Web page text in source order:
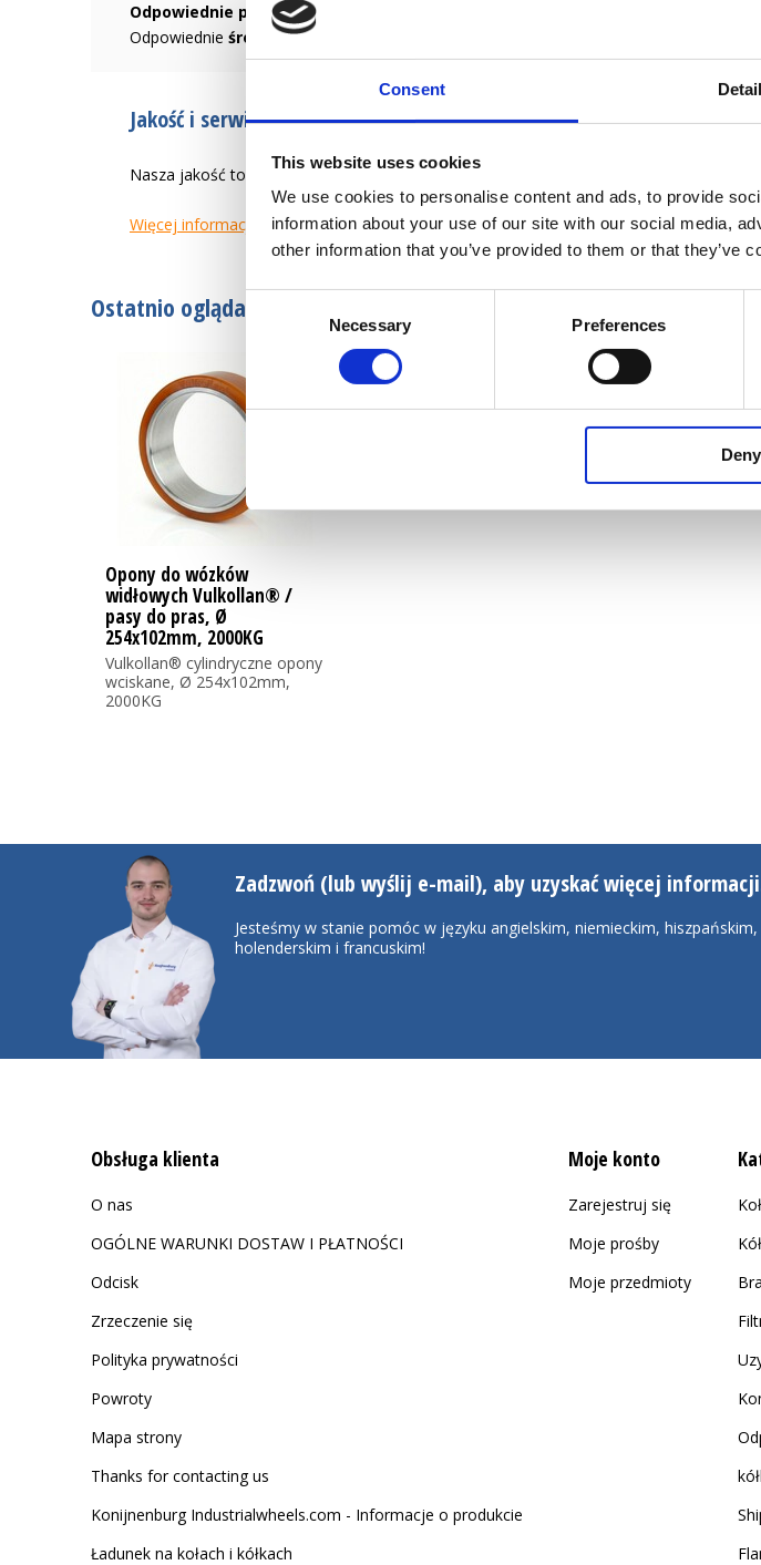
Consent
This website uses cookies
We use cookies to personalise content and ads, to provide
information about your use of our site with our social media,
other information that you’ve provided to them or that they’ve
Necessary Preferences
Deny
Odpowiednie podłoże: Twarde i płaskie, takie jak płytki, cement i powłoki.
Odpowiednie środowisko
Jakość i serwis od 1946 r.
Nasza jakość to tworzenie łatwiejszego życia zawodowego dla użytkownika koła.
Więcej informacji
Ostatnio oglądane
Opony do wózków
widłowych Vulkollan® /
pasy do pras, Ø
254x102mm, 2000KG
Vulkollan® cylindryczne opony
wciskane, Ø 254x102mm,
2000KG
Zadzwoń (lub wyślij e-mail), aby uzyskać więcej
Jesteśmy w stanie pomóc w języku angielskim, niemieckim, hiszpańskim,
holenderskim i francuskim!
Obsługa klienta
O nas
OGÓLNE WARUNKI DOSTAW I PŁATNOŚCI
Odcisk
Zrzeczenie się
Polityka prywatności
Powroty
Mapa strony
Thanks for contacting us
Konijnenburg Industrialwheels.com - Informacje o produkcie
Ładunek na kołach i kółkach
Moje konto
Zarejestruj się
Moje prośby
Moje przedmioty